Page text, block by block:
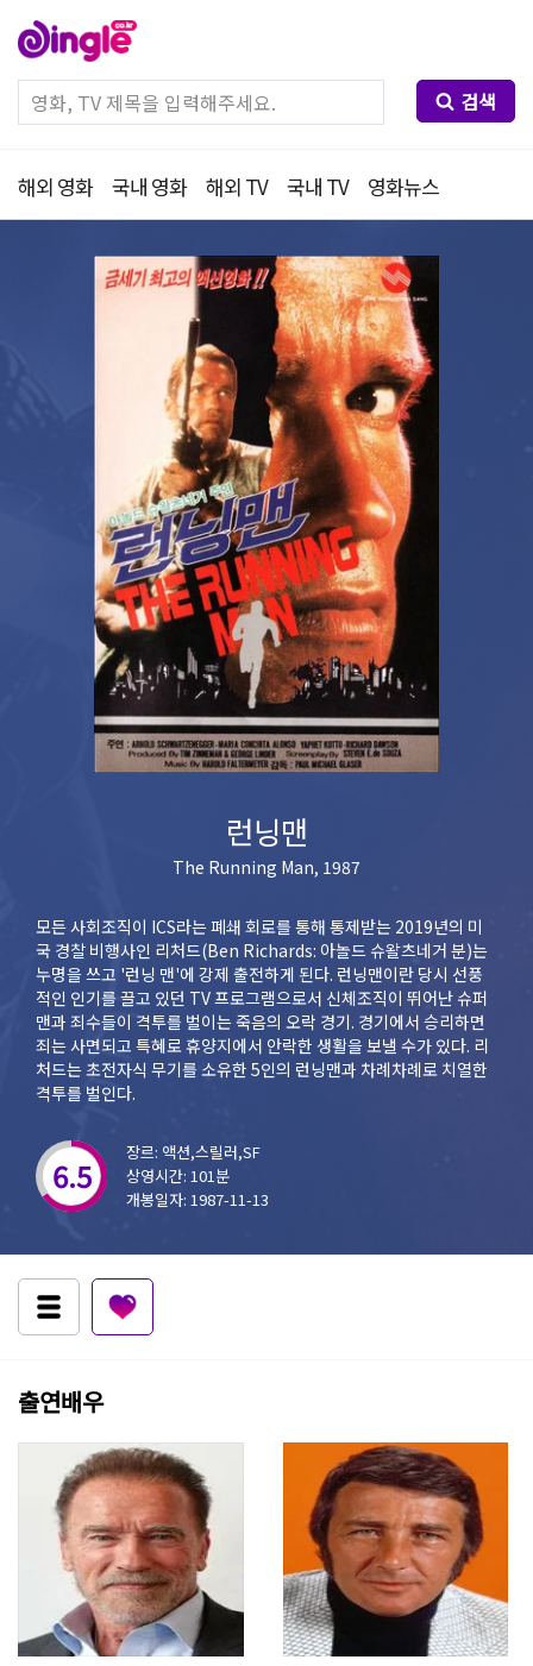
검색
해외 영화 국내 영화 해외 TV 국내 TV 영화뉴스
런닝맨
The Running Man, 1987
모든 사회조직이 ICS라는 폐쇄 회로를 통해 통제받는 2019년의 미
국 경찰 비행사인 리처드(Ben Richards: 아놀드 슈왈츠네거 분)는
누명을 쓰고 '런닝 맨'에 강제 출전하게 된다. 런닝맨이란 당시 선풍
적인 인기를 끌고 있던 TV 프로그램으로서 신체조직이 뛰어난 슈퍼
맨과 죄수들이 격투를 벌이는 죽음의 오락 경기. 경기에서 승리하면
죄는 사면되고 특혜로 휴양지에서 안락한 생활을 보낼 수가 있다. 리
처드는 초전자식 무기를 소유한 5인의 런닝맨과 차례차례로 치열한
격투를 벌인다.
6.5
장르: 액션,스릴러,SF
상영시간: 101분
개봉일자: 1987-11-13
출연배우